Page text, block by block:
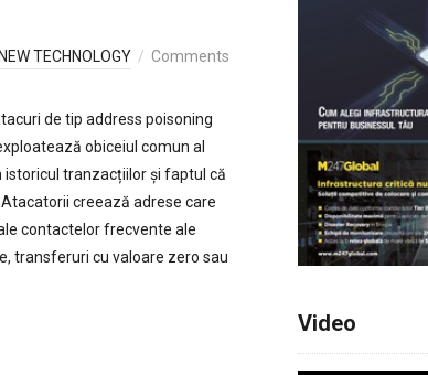
NEW TECHNOLOGY
Comments
de tip address poisoning
obiceiul comun al
tranzacțiilor și faptul că
creează adrese care
contactelor frecvente ale
transferuri cu valoare zero sau
Video